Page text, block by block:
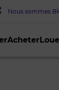
Acheter
Nous sommes